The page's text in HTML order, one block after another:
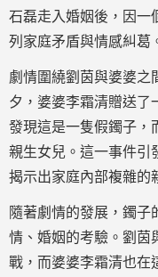
石磊走入婚姻後，因一
列家庭矛盾與情感糾葛
劇情圍繞劉茵與婆婆之
夕，婆婆李霜清贈送了
發現這是一隻假鐲子，
親生女兒。這一事件引
揭示出家庭內部複雜的
隨著劇情的發展，鐲子
情、婚姻的考驗。劉茵
戰，而婆婆李霜清也在